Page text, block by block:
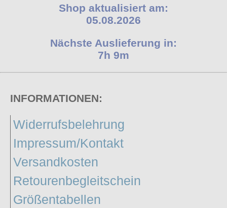
Shop aktualisiert am:
05.08.2026
Nächste Auslieferung in:
7h 9m
INFORMATIONEN:
Widerrufsbelehrung
Impressum/Kontakt
Versandkosten
Retourenbegleitschein
Größentabellen